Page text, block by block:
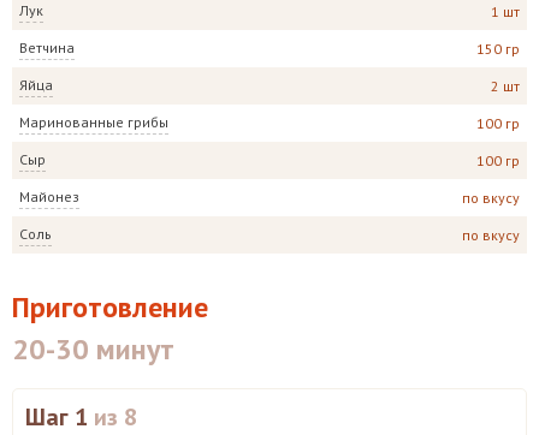
Лук 1 шт
Ветчина 150 гр
Яйца 2 шт
Маринованные грибы 100 гр
Сыр 100 гр
Майонез по вкусу
Соль по вкусу
Приготовление
20-30 минут
Шаг 1 из 8